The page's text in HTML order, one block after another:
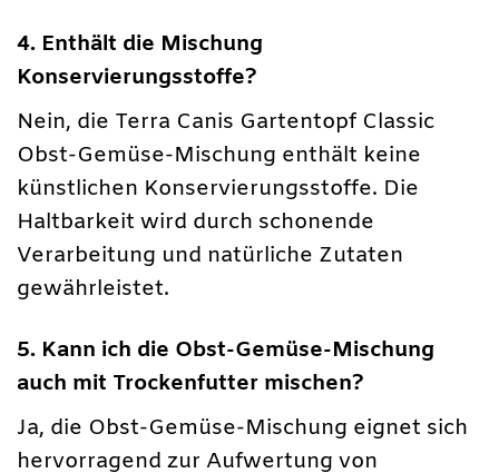
4. Enthält die Mischung
Konservierungsstoffe?
Nein, die Terra Canis Gartentopf Classic
Obst-Gemüse-Mischung enthält keine
künstlichen Konservierungsstoffe. Die
Haltbarkeit wird durch schonende
Verarbeitung und natürliche Zutaten
gewährleistet.
5. Kann ich die Obst-Gemüse-Mischung
auch mit Trockenfutter mischen?
Ja, die Obst-Gemüse-Mischung eignet sich
hervorragend zur Aufwertung von